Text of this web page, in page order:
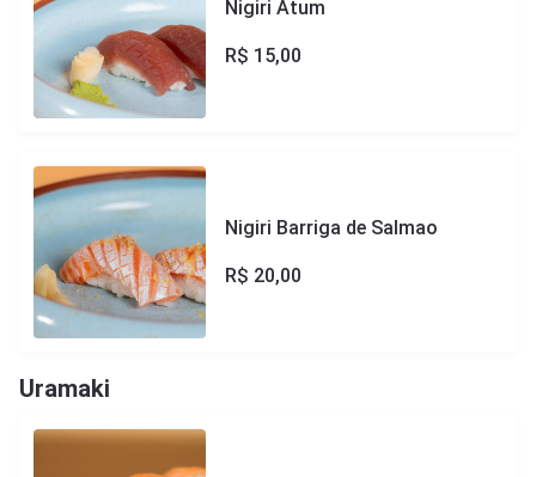
Nigiri Atum
R$ 15,00
Nigiri Barriga de Salmao
R$ 20,00
Uramaki